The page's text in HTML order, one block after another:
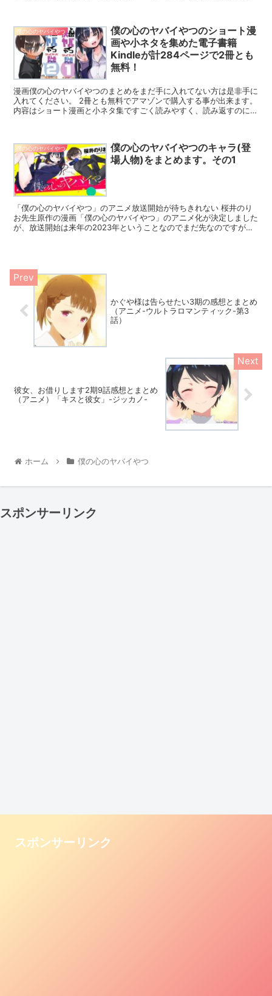
僕の心のヤバイやつ
僕の心のヤバイやつのショート漫
画や小ネタを集めた電子書籍
Kindleが計284ページで2冊とも
無料！
漫画僕の心のヤバイやつのまとめをまだ手に入れてない方は是非手に
入れてください。 2冊とも無料でアマゾンで購入する事が出来ます。
内容はショート漫画と小ネタ集ですごく読みやすく、読み返すのには
僕の心のヤバイやつ
僕の心のヤバイやつのキャラ(登
場人物)をまとめます。その1
「僕の心のヤバイやつ」のアニメ放送開始が待ちきれない 桜井のり
お先生原作の漫画「僕の心のヤバイやつ」のアニメ化が決定しました
が、放送開始は来年の2023年ということなのでまだ先なのですが、
かぐや様は告らせたい3期の感想とまとめ
（アニメ-ウルトラロマンティック-第3
話）
彼女、お借りします2期9話感想とまとめ
（アニメ）「キスと彼女」-ジッカノ-
ホーム 僕の心のヤバイやつ
スポンサーリンク
スポンサーリンク